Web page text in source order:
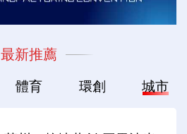
最新推薦
體育 環創 城市